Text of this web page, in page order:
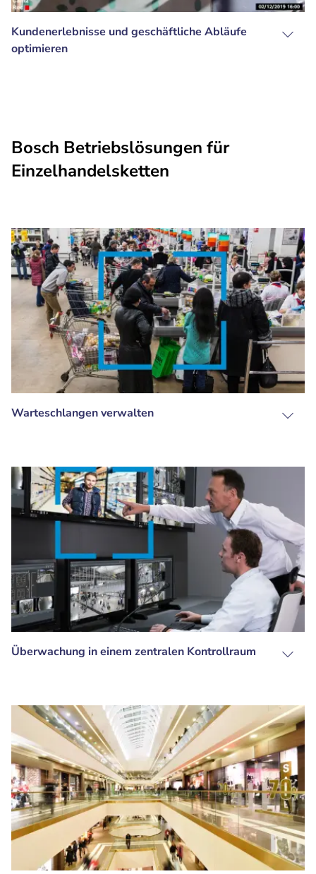
Kundenerlebnisse und geschäftliche Abläufe
optimieren
Bosch Betriebslösungen für
Einzelhandelsketten
Warteschlangen verwalten
Überwachung in einem zentralen Kontrollraum